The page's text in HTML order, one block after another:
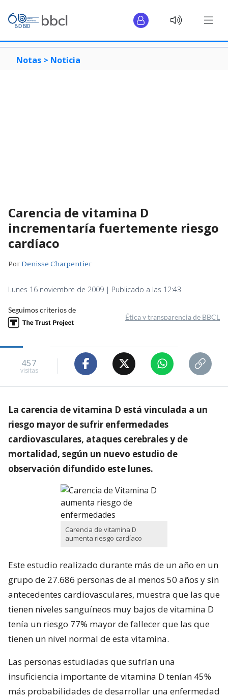
Notas > Noticia
Carencia de vitamina D
incrementaría fuertemente riesgo
cardíaco
PorDenisse Charpentier
Lunes 16 noviembre de 2009 | Publicado a las 12:43
Seguimos criterios de
Ética y transparencia de BBCL
457
visitas
La carencia de vitamina D está vinculada a un
riesgo mayor de sufrir enfermedades
cardiovasculares, ataques cerebrales y de
mortalidad, según un nuevo estudio de
observación difundido este lunes.
Carencia de vitamina D
aumenta riesgo cardíaco
Este estudio realizado durante más de un año en un
grupo de 27.686 personas de al menos 50 años y sin
antecedentes cardiovasculares, muestra que las que
tienen niveles sanguíneos muy bajos de vitamina D
tenía un riesgo 77% mayor de fallecer que las que
tienen un nivel normal de esta vitamina.
Las personas estudiadas que sufrían una
insuficiencia importante de vitamina D tenían 45%
más probabilidades de desarrollar una enfermedad